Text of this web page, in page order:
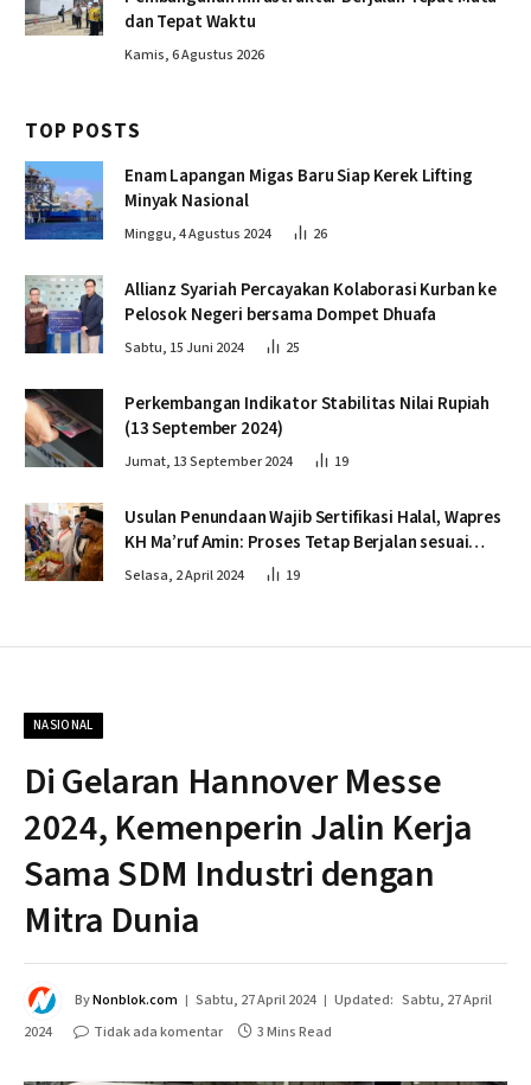
dan Tepat Waktu
Kamis, 6 Agustus 2026
TOP POSTS
Enam Lapangan Migas Baru Siap Kerek Lifting
Minyak Nasional
Minggu, 4 Agustus 2024 26
Allianz Syariah Percayakan Kolaborasi Kurban ke
Pelosok Negeri bersama Dompet Dhuafa
Sabtu, 15 Juni 2024 25
Perkembangan Indikator Stabilitas Nilai Rupiah
(13 September 2024)
Jumat, 13 September 2024 19
Usulan Penundaan Wajib Sertifikasi Halal, Wapres
KH Ma’ruf Amin: Proses Tetap Berjalan sesuai
Penahapan
Selasa, 2 April 2024 19
NASIONAL
Di Gelaran Hannover Messe
2024, Kemenperin Jalin Kerja
Sama SDM Industri dengan
Mitra Dunia
ByNonblok.com Sabtu, 27 April 2024 Updated: Sabtu, 27 April
2024
Tidak ada komentar 3 Mins Read